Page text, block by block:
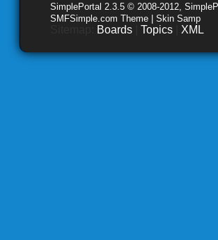
SimplePortal 2.3.5 © 2008-2012,
SMFSimple.com Theme | Skin Samp
Boards Topics XML